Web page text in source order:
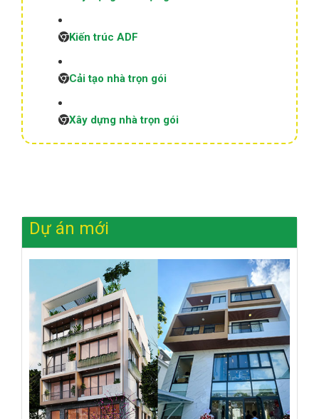
Kiến trúc ADF
Cải tạo nhà trọn gói
Xây dựng nhà trọn gói
Dự án mới